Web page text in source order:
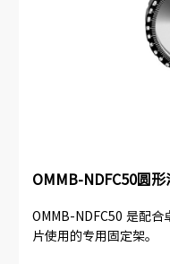
OMMB-NDFC50圆
OMMB-NDFC50 是配合
片使用的专用固定架。